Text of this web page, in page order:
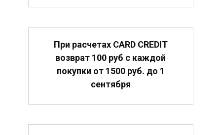
При расчетах CARD CREDIT
возврат 100 руб с каждой
покупки от 1500 руб. до 1
сентября